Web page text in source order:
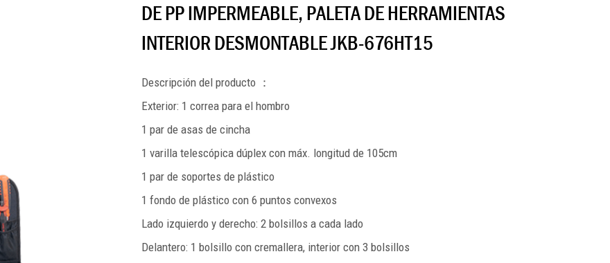
DE PP IMPERMEABLE, PALETA DE HERRAMIENTAS
INTERIOR DESMONTABLE JKB-676HT15
Descripción del producto ：
Exterior: 1 correa para el hombro
1 par de asas de cincha
1 varilla telescópica dúplex con máx. longitud de 105cm
1 par de soportes de plástico
1 fondo de plástico con 6 puntos convexos
Lado izquierdo y derecho: 2 bolsillos a cada lado
Delantero: 1 bolsillo con cremallera, interior con 3 bolsillos